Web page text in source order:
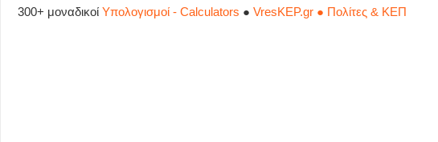
300+ μοναδικοί Υπολογισμοί - Calculators ● VresKEP.gr ● Πολίτες & ΚΕΠ